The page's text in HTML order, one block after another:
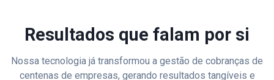
Resultados que falam por si
Nossa tecnologia já transformou a gestão de cobranças de
centenas de empresas, gerando resultados tangíveis e